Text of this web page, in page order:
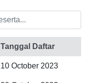
Tanggal Daftar
10 October 2023